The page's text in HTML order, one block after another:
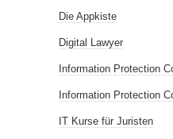
Die Appkiste
Digital Lawyer
Information Protection
Information Protection
IT Kurse für Juristen